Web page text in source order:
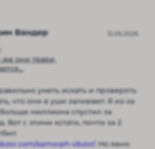
Вандер
же они твари,
12.06.2026
уметь искать и проверять
что они в уши заливают. Я из-за
миллиона спустил за
Вот с этими кстати, почти за 2
samorph-obzor/ . Но явно